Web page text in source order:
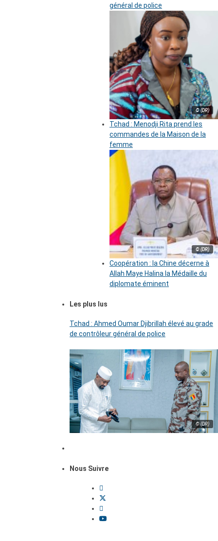
général de police
© (DR)
Tchad : Menodji Rita prend les
commandes de la Maison de la
femme
© (DR)
Coopération : la Chine décerne à
Allah Maye Halina la Médaille du
diplomate éminent
Les plus lus
Tchad : Ahmed Oumar Djibrillah élevé au grade
de contrôleur général de police
© (DR)
Nous Suivre